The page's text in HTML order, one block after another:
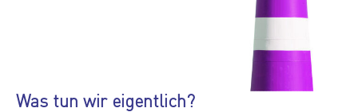
Was tun wir eigentlich?